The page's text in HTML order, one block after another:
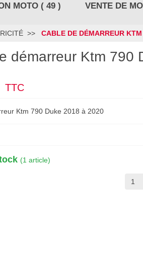
MOTO ( 49 ) VENTE DE
CABLE DE DÉMARREUR
démarreur Ktm 790
TTC
Ktm 790 Duke 2018 à 2020
(1 article)